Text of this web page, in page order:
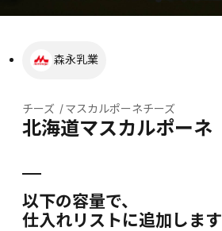
森永乳業
チーズ マスカルポーネチーズ
北海道マスカルポーネ
以下の容量で、
仕入れリストに追加します